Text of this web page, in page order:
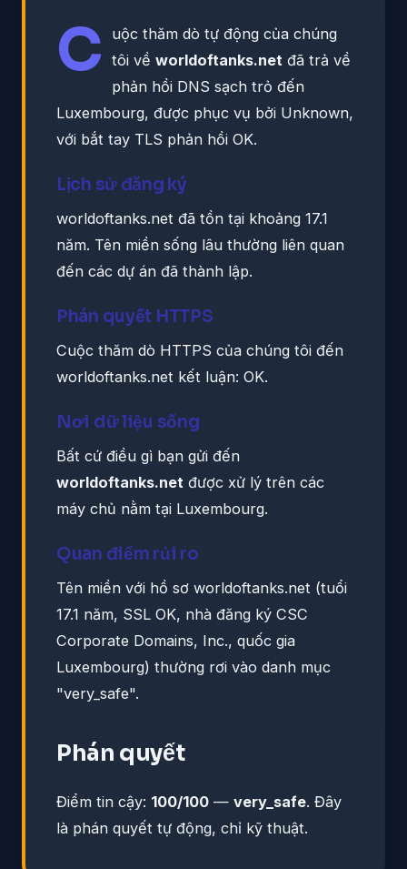
C uộc thăm dò tự động của chúng
tôi về worldoftanks.net đã trả về
phản hồi DNS sạch trỏ đến
Luxembourg, được phục vụ bởi Unknown,
với bắt tay TLS phản hồi OK.
Lịch sử đăng ký
worldoftanks.net đã tồn tại khoảng 17.1
năm. Tên miền sống lâu thường liên quan
đến các dự án đã thành lập.
Phán quyết HTTPS
Cuộc thăm dò HTTPS của chúng tôi đến
worldoftanks.net kết luận: OK.
Nơi dữ liệu sống
Bất cứ điều gì bạn gửi đến
worldoftanks.net được xử lý trên các
máy chủ nằm tại Luxembourg.
Quan điểm rủi ro
Tên miền với hồ sơ worldoftanks.net (tuổi
17.1 năm, SSL OK, nhà đăng ký CSC
Corporate Domains, Inc., quốc gia
Luxembourg) thường rơi vào danh mục
"very_safe".
Phán quyết
Điểm tin cậy: 100/100 — very_safe. Đây
là phán quyết tự động, chỉ kỹ thuật.